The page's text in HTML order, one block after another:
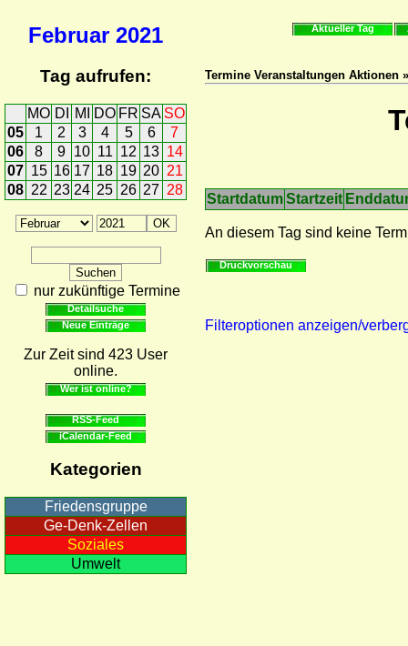
Februar 2021
Tag aufrufen:
MO DI MI DO FR SA SO
05
1 2 3 4 5 6
7
06
8 9 10 11 12 13 14
07 15 16 17 18 19 20 21
08 22 23 24 25 26 27 28
nur zukünftige Termine
Detailsuche
Neue Einträge
Zur Zeit sind 423 User
online.
Wer ist online?
RSS-Feed
iCalendar-Feed
Kategorien
Friedensgruppe
Ge-Denk-Zellen
Soziales
Umwelt
Aktueller Tag
Termine Veranstaltungen Aktionen
StartdatumStartzeit
An diesem Tag sind keine
Druckvorschau
Filteroptionen anzeigen/